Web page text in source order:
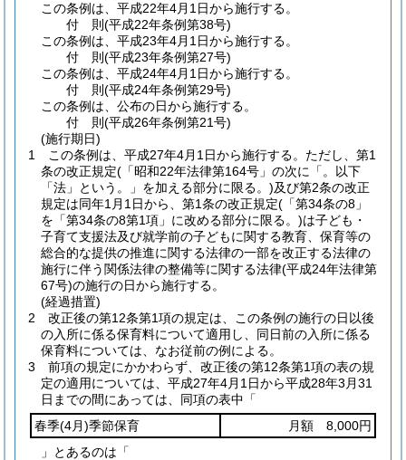
この条例は、平成22年4月1日から施行する。
付 則(平成22年条例第38号)
この条例は、平成23年4月1日から施行する。
付 則(平成23年条例第27号)
この条例は、平成24年4月1日から施行する。
付 則(平成24年条例第29号)
この条例は、公布の日から施行する。
付 則(平成26年条例第21号)
(施行期日)
1
この条例は、平成27年4月1日から施行する。 ただし、第1
条の改正規定(「昭和22年法律第164号」の次に「。以下
「法」という。」を加える部分に限る。)及び第2条の改正
規定は同年1月1日から、第1条の改正規定(「第34条の8」
を「第34条の8第1項」に改める部分に限る。)は子ども・
子育て支援法及び就学前の子どもに関する教育、保育等の
総合的な提供の推進に関する法律の一部を改正する法律の
施行に伴う関係法律の整備等に関する法律(平成24年法律第
67号)の施行の日から施行する。
(経過措置)
2
改正後の第12条第1項の規定は、この条例の施行の日以後
の入所に係る保育料について適用し、同日前の入所に係る
保育料については、なお従前の例による。
3
前項の規定にかかわらず、改正後の第12条第1項の表の規
定の適用については、平成27年4月1日から平成28年3月31
日までの間にあっては、同項の表中「
春季(4月)季節保育
月額 8,000円
」とあるのは「